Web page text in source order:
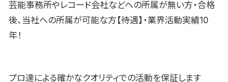
芸能事務所やレコード会社などへの所属が無い方・合格
後、当社への所属が可能な方【待遇】・業界活動実績10
年！
プロ達による確かなクオリティでの活動を保証します